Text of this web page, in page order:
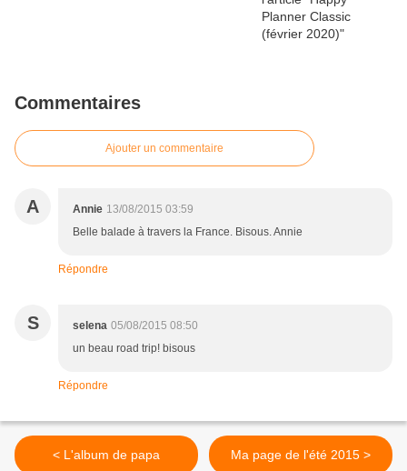
Commentaires
Ajouter un commentaire
A Annie 13/08/2015 03:59
Belle balade à travers la France. Bisous. Annie
Répondre
S selena 05/08/2015 08:50
un beau road trip! bisous
Répondre
< L'album de papa Ma page de l'été 2015 >